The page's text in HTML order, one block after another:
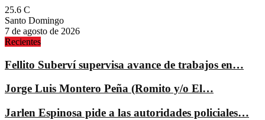
25.6 C
Santo Domingo
7 de agosto de 2026
Recientes
Fellito Suberví supervisa avance de trabajos en…
Jorge Luis Montero Peña (Romito y/o El…
Jarlen Espinosa pide a las autoridades policiales…